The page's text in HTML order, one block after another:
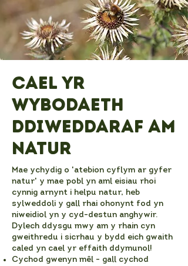
Cael yr
wybodaeth
ddiweddaraf am
natur
Mae ychydig o 'atebion cyflym ar gyfer
natur' y mae pobl yn aml eisiau rhoi
cynnig arnynt i helpu natur, heb
sylweddoli y gall rhai ohonynt fod yn
niweidiol yn y cyd-destun anghywir.
Dylech ddysgu mwy am y rhain cyn
gweithredu i sicrhau y bydd eich gwaith
caled yn cael yr effaith ddymunol!
Cychod gwenyn mêl - gall cychod